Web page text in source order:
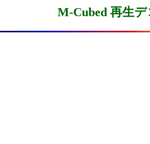
M-Cubed 再生デ